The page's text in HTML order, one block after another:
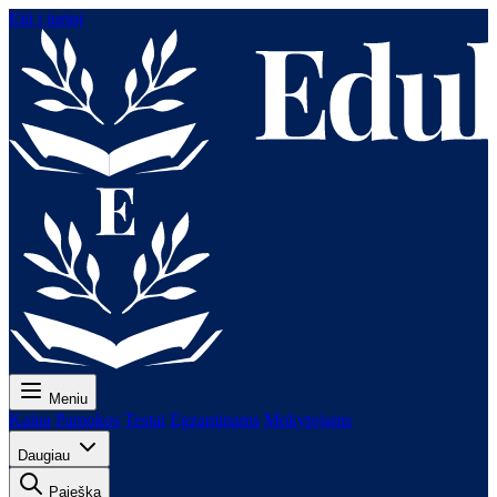
Eiti į turinį
Meniu
Kaina Pamokos Testai Egzaminams Mokytojams
Daugiau
Paieška